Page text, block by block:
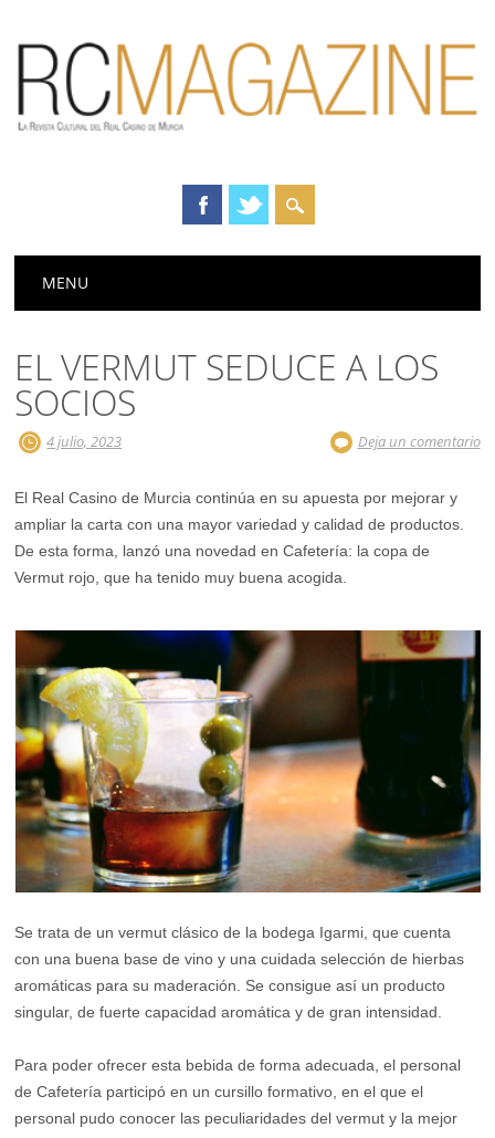
Menú principal
MENU
EL VERMUT SEDUCE A LOS
SOCIOS
4 julio, 2023 Deja un comentario
El Real Casino de Murcia continúa en su apuesta por mejorar y
ampliar la carta con una mayor variedad y calidad de productos.
De esta forma, lanzó una novedad en Cafetería: la copa de
Vermut rojo, que ha tenido muy buena acogida.
Se trata de un vermut clásico de la bodega Igarmi, que cuenta
con una buena base de vino y una cuidada selección de hierbas
aromáticas para su maderación. Se consigue así un producto
singular, de fuerte capacidad aromática y de gran intensidad.
Para poder ofrecer esta bebida de forma adecuada, el personal
de Cafetería participó en un cursillo formativo, en el que el
personal pudo conocer las peculiaridades del vermut y la mejor